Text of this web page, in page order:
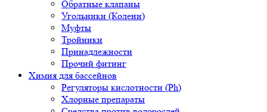
Обратные клапаны
Угольники (Колени)
Муфты
Тройники
Принадлежности
Прочий фитинг
Химия для бассейнов
Регуляторы кислотности (Ph)
Хлорные препараты